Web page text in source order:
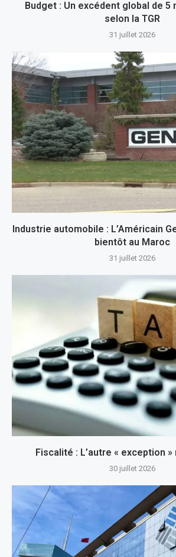
Budget : Un excédent global de 5
selon la TGR
31 juillet 2026
Industrie automobile : L’Américain
bientôt au Maroc
31 juillet 2026
Fiscalité : L’autre « exception
30 juillet 2026